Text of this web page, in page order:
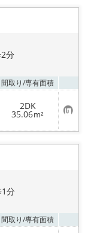
り
分
間取り/専有面積
2DK
35.06m² お
気
に
り
分
間取り/専有面積